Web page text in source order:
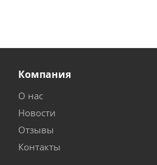
Компания
О нас
Новости
Отзывы
Контакты